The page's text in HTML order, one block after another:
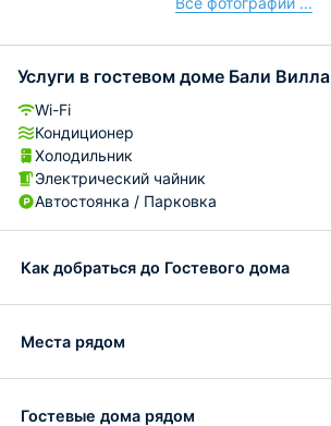
Услуги в гостевом доме Бали Вилла
Wi-Fi
Кондиционер
Холодильник
Электрический чайник
Автостоянка / Парковка
Как добраться до Гостевого дома
Места рядом
Гостевые дома рядом